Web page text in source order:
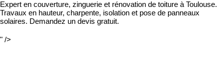
Expert en couverture, zinguerie et rénovation de toiture à Toulouse.
Travaux en hauteur, charpente, isolation et pose de panneaux
solaires. Demandez un devis gratuit.
" />